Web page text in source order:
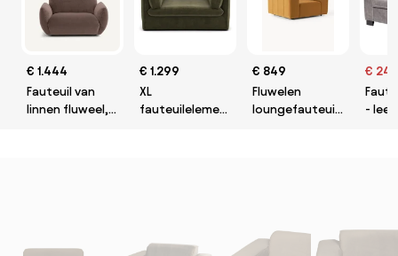
€ 1.444
Fauteuil van
linnen fluweel,
€ 1.299
XL
fauteuilelement
€ 849
Fluwelen
loungefauteuil
€ 249
-